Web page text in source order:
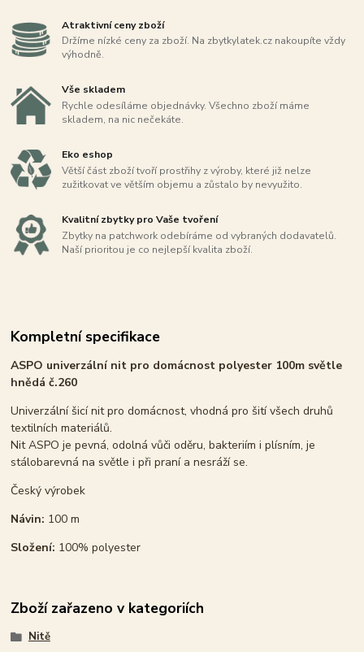
Atraktivní ceny zboží
Držíme nízké ceny za zboží. Na zbytkylatek.cz nakoupíte vždy
výhodně.
Vše skladem
Rychle odesíláme objednávky. Všechno zboží máme
skladem, na nic nečekáte.
Eko eshop
Větší část zboží tvoří prostřihy z výroby, které již nelze
zužitkovat ve větším objemu a zůstalo by nevyužito.
Kvalitní zbytky pro Vaše tvoření
Zbytky na patchwork odebíráme od vybraných dodavatelů.
Naší prioritou je co nejlepší kvalita zboží.
Kompletní specifikace
ASPO univerzální nit pro domácnost polyester 100m světle
hnědá č.260
Univerzální šicí nit pro domácnost, vhodná pro šití všech druhů
textilních materiálů.
Nit ASPO je pevná, odolná vůči oděru, bakteriím i plísním, je
stálobarevná na světle i při praní a nesráží se.
Český výrobek
Návin: 100 m
Složení: 100% polyester
Zboží zařazeno v kategoriích
Nitě